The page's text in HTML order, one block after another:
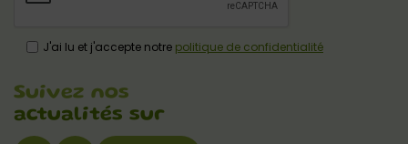
J'ai lu et j'accepte notre politique de confidentialité
Suivez nos
actualités sur